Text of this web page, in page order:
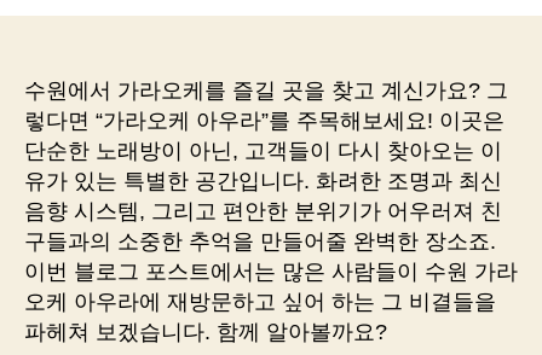
수원에서 가라오케를 즐길 곳을 찾고 계신가요? 그
렇다면 “가라오케 아우라”를 주목해보세요! 이곳은
단순한 노래방이 아닌, 고객들이 다시 찾아오는 이
유가 있는 특별한 공간입니다. 화려한 조명과 최신
음향 시스템, 그리고 편안한 분위기가 어우러져 친
구들과의 소중한 추억을 만들어줄 완벽한 장소죠.
이번 블로그 포스트에서는 많은 사람들이 수원 가라
오케 아우라에 재방문하고 싶어 하는 그 비결들을
파헤쳐 보겠습니다. 함께 알아볼까요?